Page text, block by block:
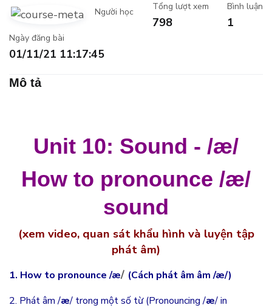
Người học Tổng lượt xem
798
Bình luận
1
Ngày đăng bài
01/11/21 11:17:45
Mô tả
Unit 10: Sound - /æ/
How to pronounce /æ/
sound
(xem video, quan sát khẩu hình và luyện tập
phát âm)
1. How to pronounce /æ/ (Cách phát âm âm /æ/)
2. Phát âm /æ/ trong một số từ (Pronouncing /æ/ in